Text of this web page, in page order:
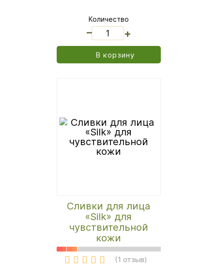
Количество
+
В корзину
Сливки для лица
«Silk» для
чувствительной
кожи
(1 отзыв)